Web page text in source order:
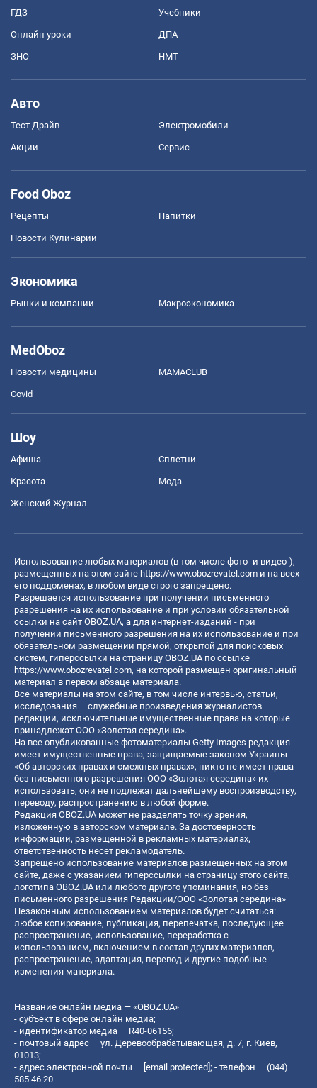
ГДЗ Учебники
Онлайн уроки ДПА
ЗНО НМТ
Авто
Тест Драйв Электромобили
Акции Сервис
Food Oboz
Рецепты Напитки
Новости Кулинарии
Экономика
Рынки и компании Mакроэкономика
MedOboz
Новости медицины MAMACLUB
Covid
Шоу
Афиша Сплетни
Красота Мода
Женский Журнал
Использование любых материалов (в том числе фото- и видео-),
размещенных на этом сайте https://www.obozrevatel.com и на всех
его поддоменах, в любом виде строго запрещено.
Разрешается использование при получении письменного
разрешения на их использование и при условии обязательной
ссылки на сайт OBOZ.UA, а для интернет-изданий - при
получении письменного разрешения на их использование и при
обязательном размещении прямой, открытой для поисковых
систем, гиперссылки на страницу OBOZ.UA по ссылке
https://www.obozrevatel.com, на которой размещен оригинальный
материал в первом абзаце материала.
Все материалы на этом сайте, в том числе интервью, статьи,
исследования – служебные произведения журналистов
редакции, исключительные имущественные права на которые
принадлежат ООО «Золотая середина».
На все опубликованные фотоматериалы Getty Images редакция
имеет имущественные права, защищаемые законом Украины
«Об авторских правах и смежных правах», никто не имеет права
без письменного разрешения ООО «Золотая середина» их
использовать, они не подлежат дальнейшему воспроизводству,
переводу, распространению в любой форме.
Редакция OBOZ.UA может не разделять точку зрения,
изложенную в авторском материале. За достоверность
информации, размещенной в рекламных материалах,
ответственность несет рекламодатель.
Запрещено использование материалов размещенных на этом
сайте, даже с указанием гиперссылки на страницу этого сайта,
логотипа OBOZ.UA или любого другого упоминания, но без
письменного разрешения Редакции/ООО «Золотая середина»
Незаконным использованием материалов будет считаться:
любое копирование, публикация, перепечатка, последующее
распространение, использование, переработка с
использованием, включением в состав других материалов,
распространение, адаптация, перевод и другие подобные
изменения материала.
Название онлайн медиа — «OBOZ.UA»
- субъект в сфере онлайн медиа;
- идентификатор медиа — R40-06156;
- почтовый адрес — ул. Деревообрабатывающая, д. 7, г. Киев,
01013;
- адрес электронной почты — [email protected]; - телефон — (044)
585 46 20